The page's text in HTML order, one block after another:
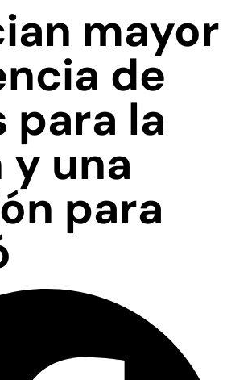
mayor
de
para la
una
para